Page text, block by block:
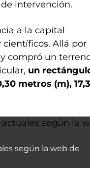
intervención.
a la capital
científicos. Allá por
compró un
un
metros (m),
según la web de